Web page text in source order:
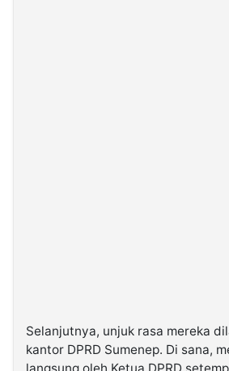
Selanjutnya, unjuk rasa mereka
kantor DPRD Sumenep. Di sana,